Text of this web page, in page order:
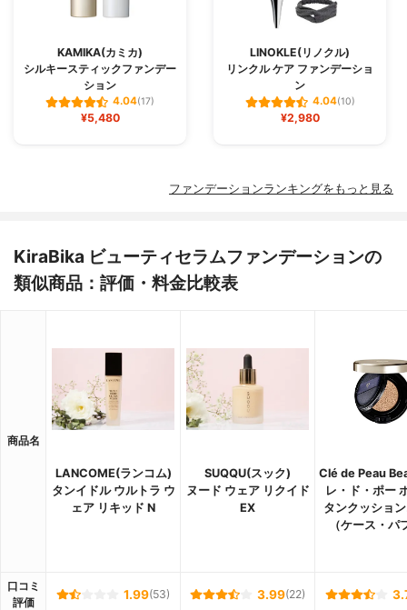
KAMIKA(カミカ)
シルキースティックファンデー
ション
4.04(17)
¥5,480
LINOKLE(リノクル)
リンクル ケア ファンデーショ
ン
4.04(10)
¥2,980
ファンデーションランキングをもっと見る
KiraBika ビューティセラムファンデーションの
類似商品：評価・料金比較表
商品名
LANCOME(ランコム)
タンイドル ウルトラ ウ
ェア リキッド N
SUQQU(スック)
ヌード ウェア リクイド
EX
Clé de Peau
レ・ド・ポー
タンクッショ
（ケース・パ
口コミ
評価
1.99(53) 3.99(22)